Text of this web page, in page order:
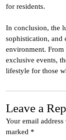
for residents.
In conclusion, the
sophistication, and
environment.
exclusive events,
lifestyle for those
Leave a
Your email
marked *